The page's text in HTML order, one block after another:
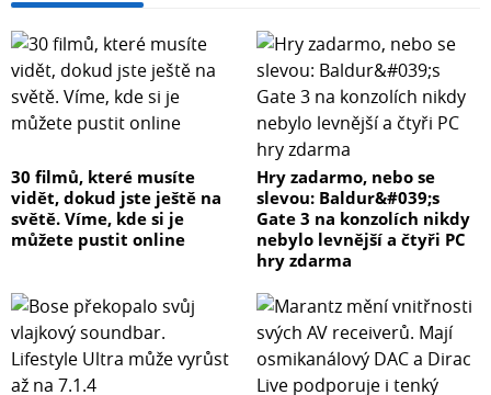
30 filmů, které musíte
vidět, dokud jste ještě na
světě. Víme, kde si je
můžete pustit online
Hry zadarmo, nebo se
slevou: Baldur&#039;s
Gate 3 na konzolích nikdy
nebylo levnější a čtyři PC
hry zdarma